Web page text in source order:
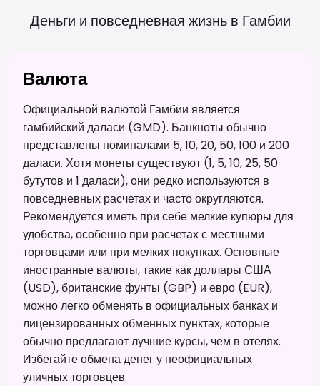
Деньги и повседневная жизнь в Гамбии
Валюта
Официальной валютой Гамбии является
гамбийский даласи (GMD). Банкноты обычно
представлены номиналами 5, 10, 20, 50, 100 и 200
даласи. Хотя монеты существуют (1, 5, 10, 25, 50
бутутов и 1 даласи), они редко используются в
повседневных расчетах и часто округляются.
Рекомендуется иметь при себе мелкие купюры для
удобства, особенно при расчетах с местными
торговцами или при мелких покупках. Основные
иностранные валюты, такие как доллары США
(USD), британские фунты (GBP) и евро (EUR),
можно легко обменять в официальных банках и
лицензированных обменных пунктах, которые
обычно предлагают лучшие курсы, чем в отелях.
Избегайте обмена денег у неофициальных
уличных торговцев.